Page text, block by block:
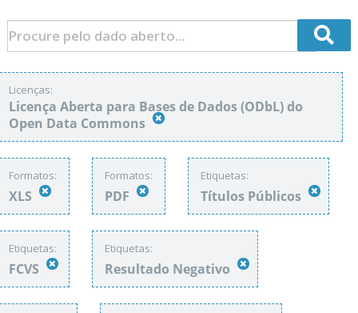
Licenças:
Licença Aberta para Bases de Dados (ODbL) do
Open Data Commons
Formatos:
XLS
Formatos:
PDF
Etiquetas:
Títulos Públicos
Etiquetas:
FCVS
Etiquetas:
Resultado Negativo